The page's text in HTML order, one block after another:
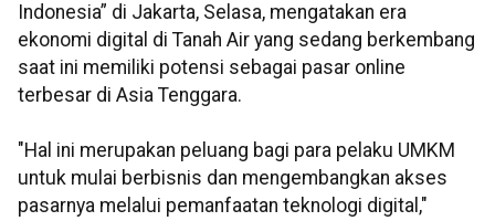
Indonesia” di Jakarta, Selasa, mengatakan era
ekonomi digital di Tanah Air yang sedang berkembang
saat ini memiliki potensi sebagai pasar online
terbesar di Asia Tenggara.
"Hal ini merupakan peluang bagi para pelaku UMKM
untuk mulai berbisnis dan mengembangkan akses
pasarnya melalui pemanfaatan teknologi digital,"